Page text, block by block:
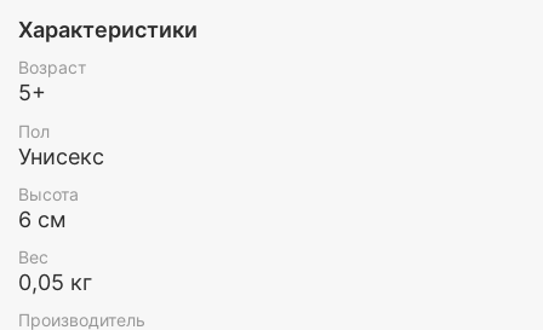
упаковка).
Декоративные фигуры Grimms подходят в качестве
украшения
или для создания любой другой праздничной
композиции.
столика
Выберите декоративные фигуры, которые имеют
значение для вашего ребенка - может быть, есть
любимая история или животное?
Или создайте небольшие декоративные
композиции в сезон. Их можно поставить на
Характеристики
Возраст
5+
Пол
Унисекс
Высота
6 см
Вес
0,05 кг
Производитель